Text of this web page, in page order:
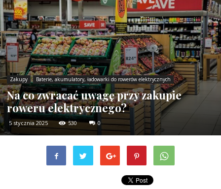
Zakupy Baterie, akumulatory, ładowarki do rowerów elektrycznych
Na co zwracać uwagę przy zakupie
roweru elektrycznego?
5 stycznia 2025 530 0